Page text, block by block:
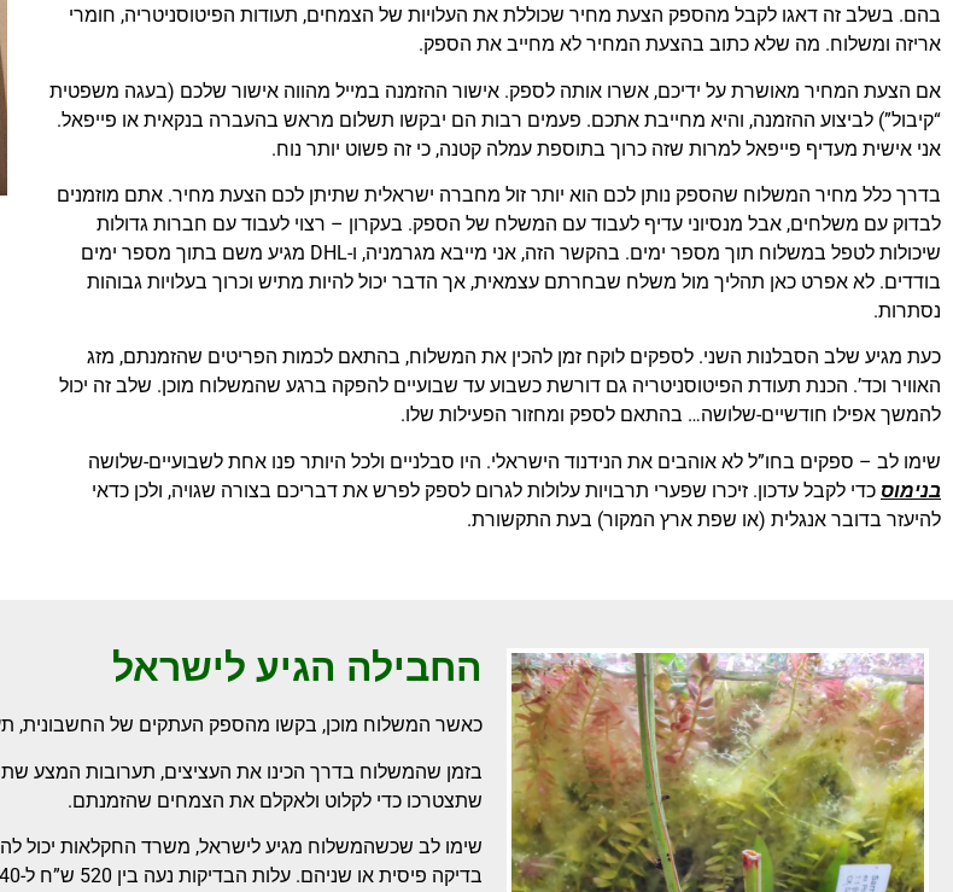
בהם. בשלב זה דאגו לקבל מהספק הצעת מחיר שכוללת את העלויות של הצמחים, תעודות הפיטוסניטריה, חומרי
אריזה ומשלוח. מה שלא כתוב בהצעת המחיר לא מחייב את הספק.
אם הצעת המחיר מאושרת על ידיכם, אשרו אותה לספק. אישור ההזמנה במייל מהווה אישור שלכם (בעגה משפטית
“קיבול”) לביצוע ההזמנה, והיא מחייבת אתכם. פעמים רבות הם יבקשו תשלום מראש בהעברה בנקאית או פייפאל.
אני אישית מעדיף פייפאל למרות שזה כרוך בתוספת עמלה קטנה, כי זה פשוט יותר נוח.
בדרך כלל מחיר המשלוח שהספק נותן לכם הוא יותר זול מחברה ישראלית שתיתן לכם הצעת מחיר. אתם מוזמנים
לבדוק עם משלחים, אבל מנסיוני עדיף לעבוד עם המשלח של הספק. בעקרון – רצוי לעבוד עם חברות גדולות
שיכולות לטפל במשלוח תוך מספר ימים. בהקשר הזה, אני מייבא מגרמניה, ו-DHL מגיע משם בתוך מספר ימים
בודדים. לא אפרט כאן תהליך מול משלח שבחרתם עצמאית, אך הדבר יכול להיות מתיש וכרוך בעלויות גבוהות
נסתרות.
כעת מגיע שלב הסבלנות השני. לספקים לוקח זמן להכין את המשלוח, בהתאם לכמות הפריטים שהזמנתם, מזג
האוויר וכד’. הכנת תעודת הפיטוסניטריה גם דורשת כשבוע עד שבועיים להפקה ברגע שהמשלוח מוכן. שלב זה יכול
להמשך אפילו חודשיים-שלושה… בהתאם לספק ומחזור הפעילות שלו.
שימו לב – ספקים בחו”ל לא אוהבים את הנידנוד הישראלי. היו סבלניים ולכל היותר פנו אחת לשבועיים-שלושה
בנימוס כדי לקבל עדכון. זיכרו שפערי תרבויות עלולות לגרום לספק לפרש את דבריכם בצורה שגויה, ולכן כדאי
להיעזר בדובר אנגלית (או שפת ארץ המקור) בעת התקשורת.
החבילה הגיע לישראל
כאשר המשלוח מוכן, בקשו מהספק העתקים של החשבונית,
בזמן שהמשלוח בדרך הכינו את העציצים, תערובות המצע
שתצטרכו כדי לקלוט ולאקלם את הצמחים שהזמנתם.
שימו לב שכשהמשלוח מגיע לישראל, משרד החקלאות יכול